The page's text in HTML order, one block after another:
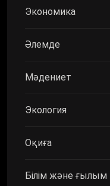
Экономика
Әлемде
Мәдениет
Экология
Оқиға
Білім және ғылым